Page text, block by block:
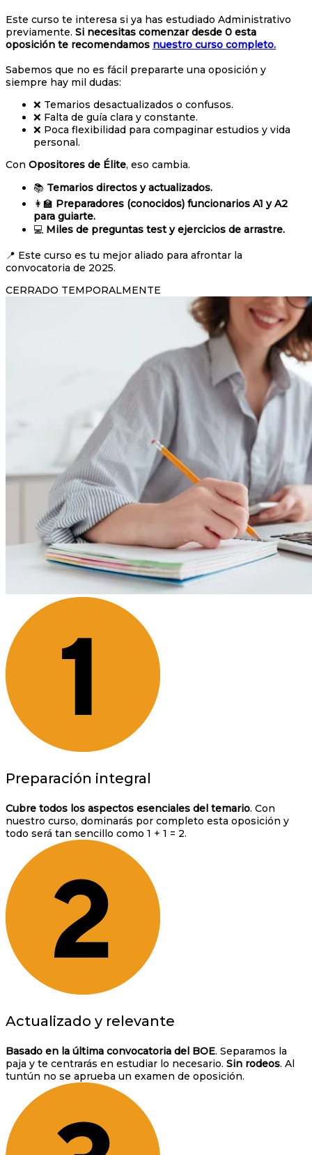
Este curso te interesa si ya has estudiado Administrativo
previamente. Si necesitas comenzar desde 0 esta
oposición te recomendamos nuestro curso completo.
Sabemos que no es fácil prepararte una oposición y
siempre hay mil dudas:
❌ Temarios desactualizados o confusos.
❌ Falta de guía clara y constante.
❌ Poca flexibilidad para compaginar estudios y vida
personal.
Con Opositores de Élite, eso cambia.
📚 Temarios directos y actualizados.
👩‍🏫 Preparadores (conocidos) funcionarios A1 y A2
para guiarte.
💻 Miles de preguntas test y ejercicios de arrastre.
📍 Este curso es tu mejor aliado para afrontar la
convocatoria de 2025.
CERRADO TEMPORALMENTE
Preparación integral
Cubre todos los aspectos esenciales del temario. Con
nuestro curso, dominarás por completo esta oposición y
todo será tan sencillo como 1 + 1 = 2.
Actualizado y relevante
Basado en la última convocatoria del BOE. Separamos la
paja y te centrarás en estudiar lo necesario. Sin rodeos. Al
tuntún no se aprueba un examen de oposición.